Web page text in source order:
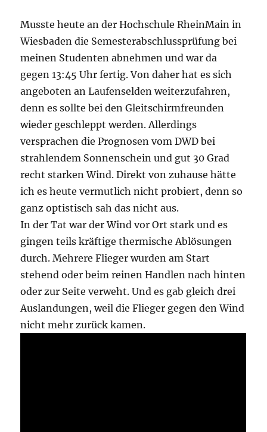
Musste heute an der Hochschule RheinMain in
Wiesbaden die Semesterabschlussprüfung bei
meinen Studenten abnehmen und war da
gegen 13:45 Uhr fertig. Von daher hat es sich
angeboten an Laufenselden weiterzufahren,
denn es sollte bei den Gleitschirmfreunden
wieder geschleppt werden. Allerdings
versprachen die Prognosen vom DWD bei
strahlendem Sonnenschein und gut 30 Grad
recht starken Wind. Direkt von zuhause hätte
ich es heute vermutlich nicht probiert, denn so
ganz optistisch sah das nicht aus.
In der Tat war der Wind vor Ort stark und es
gingen teils kräftige thermische Ablösungen
durch. Mehrere Flieger wurden am Start
stehend oder beim reinen Handlen nach hinten
oder zur Seite verweht. Und es gab gleich drei
Auslandungen, weil die Flieger gegen den Wind
nicht mehr zurück kamen.